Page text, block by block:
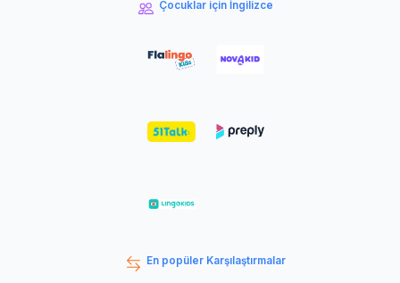
Çocuklar için İngilizce
En popüler Karşılaştırmalar